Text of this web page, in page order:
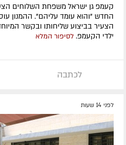
קעמפ גן ישראל משפחת השלוחים
החדש "והוא עומד עליהם". ההמנון
הצעיר בביצוע שליחותו ובקשר
ילדי הקעמפ. לסיפור המלא
לכתבה
לפני 14 שעות